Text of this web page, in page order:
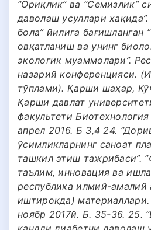
“Ориқлик” ва “Семизлик”
даволаш усуллари
бола” йилига бағишланган
овқатланиш ва унинг
экологик муаммолари”.
назарий конференцияси.
тўплами). Қарши шаҳар,
Қарши давлат
факультети
апрел 2016. Б 3,4 24.
ўсимликларнинг саноат
ташкил этиш тажрибаси”.
таълим, инновация ва
республика илмий-амалий
иштирокда)
ноябр 2017й. Б. 35-36. 25.